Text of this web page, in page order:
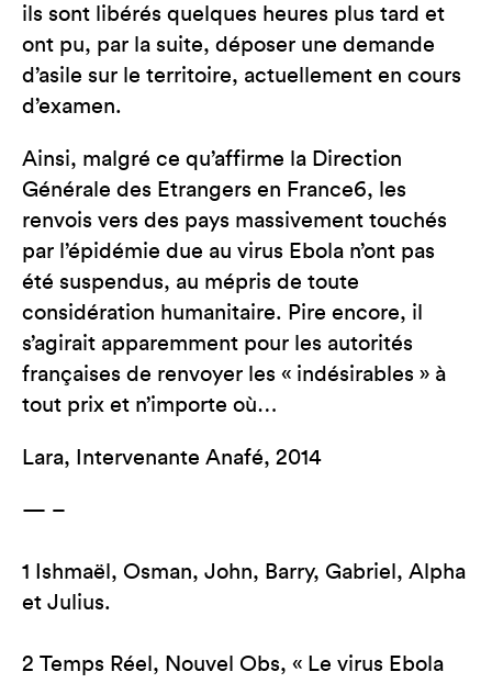
ils sont libérés quelques heures plus tard et
ont pu, par la suite, déposer une demande
d’asile sur le territoire, actuellement en cours
d’examen.
Ainsi, malgré ce qu’affirme la Direction
Générale des Etrangers en France6, les
renvois vers des pays massivement touchés
par l’épidémie due au virus Ebola n’ont pas
été suspendus, au mépris de toute
considération humanitaire. Pire encore, il
s’agirait apparemment pour les autorités
françaises de renvoyer les « indésirables » à
tout prix et n’importe où…
Lara, Intervenante Anafé, 2014
— –
1 Ishmaël, Osman, John, Barry, Gabriel, Alpha
et Julius.
2 Temps Réel, Nouvel Obs, « Le virus Ebola